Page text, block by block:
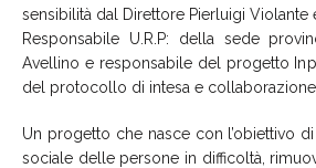
sensibilità dal Direttore Pierluigi Violante
Responsabile U.R.P: della sede
Avellino e responsabile del progetto
del protocollo di intesa e collaborazione.
Un progetto che nasce con l’obiettivo
sociale delle persone in difficoltà,